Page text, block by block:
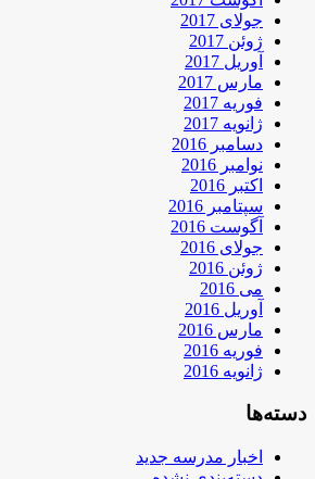
جولای 2017
ژوئن 2017
آوریل 2017
مارس 2017
فوریه 2017
ژانویه 2017
دسامبر 2016
نوامبر 2016
اکتبر 2016
سپتامبر 2016
آگوست 2016
جولای 2016
ژوئن 2016
می 2016
آوریل 2016
مارس 2016
فوریه 2016
ژانویه 2016
دسته‌ها
اخبار مدرسه جدید